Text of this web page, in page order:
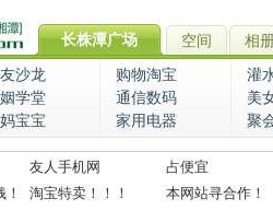
长株潭广场 空间 相
沙龙 购物淘宝 灌
学堂 通信数码 美
宝宝 家用电器 聚
友人手机网 占便宜
淘宝特卖！！！ 本网站寻合作！